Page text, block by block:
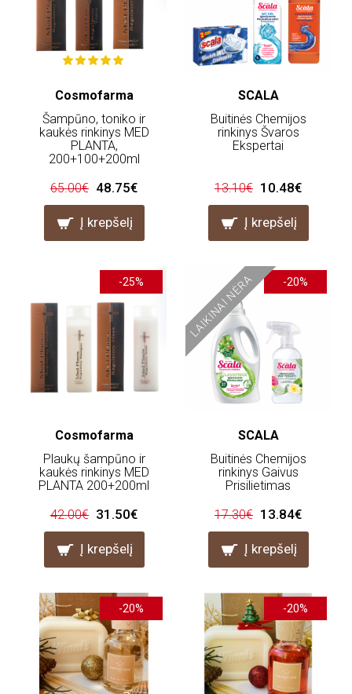
Cosmofarma
Šampūno, toniko ir
kaukės rinkinys MED
PLANTA,
200+100+200ml
65.00€ 48.75€
Į krepšelį
SCALA
Buitinės Chemijos
rinkinys Švaros
Ekspertai
13.10€ 10.48€
Į krepšelį
-25%
Cosmofarma
Plaukų šampūno ir
kaukės rinkinys MED
PLANTA 200+200ml
42.00€ 31.50€
Į krepšelį
-20%
LAIKINAI NĖRA
SCALA
Buitinės Chemijos
rinkinys Gaivus
Prisilietimas
17.30€ 13.84€
Į krepšelį
-20% -20%